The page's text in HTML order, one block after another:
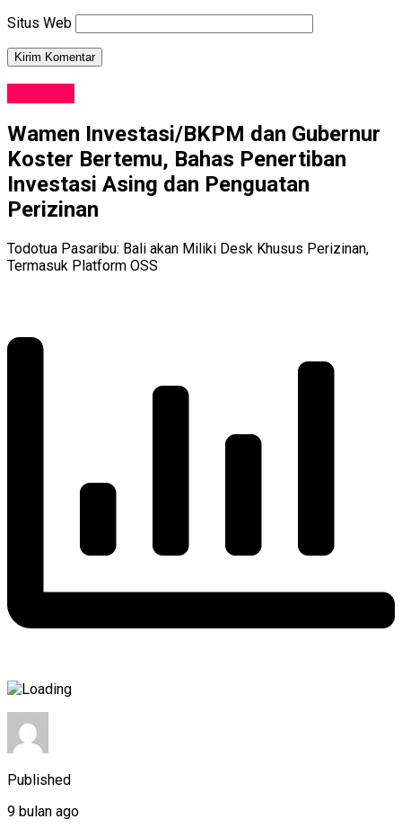
Situs Web
Wamen Investasi/BKPM dan Gubernur
Koster Bertemu, Bahas Penertiban
Investasi Asing dan Penguatan
Perizinan
Todotua Pasaribu: Bali akan Miliki Desk Khusus Perizinan,
Termasuk Platform OSS
Published
9 bulan ago